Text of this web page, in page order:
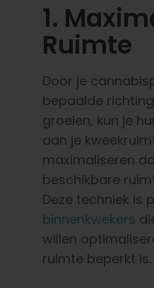
1.
Ruimte
Door je
bepaalde
groeien, kun je
aan je
maximaliseren
beschikbare
Deze techniek is
binnenkwekers
willen
ruimte beperkt is.